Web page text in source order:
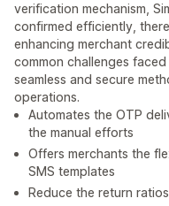
verification mechanism,
confirmed efficiently,
enhancing merchant
common challenges
seamless and secure
operations.
Automates the OTP
the manual efforts
Offers merchants the
SMS templates
Reduce the return